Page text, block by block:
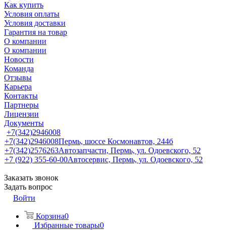
Как купить
Условия оплаты
Условия доставки
Гарантия на товар
О компании
О компании
Новости
Команда
Отзывы
Карьера
Контакты
Партнеры
Лицензии
Документы
+7(342)2946008
+7(342)2946008Пермь, шоссе Космонавтов, 244б
+7(342)2576263Автозапчасти, Пермь, ул. Одоевского, 52
+7 (922) 355-60-00Автосервис, Пермь, ул. Одоевского, 52
Заказать звонок
Задать вопрос
Войти
Корзина0
Избранные товары0